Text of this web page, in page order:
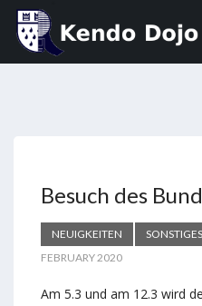
Besuch des
NEUIGKEITEN SONSTIGES
FEBRUARY 2020
Am 5.3 und am 12.3 wird